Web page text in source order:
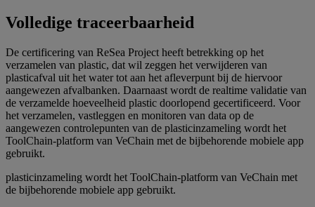
Volledige traceerbaarheid
De certificering van ReSea Project heeft betrekking op het
verzamelen van plastic, dat wil zeggen het verwijderen van
plasticafval uit het water tot aan het afleverpunt bij de hiervoor
aangewezen afvalbanken. Daarnaast wordt de realtime validatie van
de verzamelde hoeveelheid plastic doorlopend gecertificeerd. Voor
het verzamelen, vastleggen en monitoren van data op de
aangewezen controlepunten van de plasticinzameling wordt het
ToolChain-platform van VeChain met de bijbehorende mobiele app
gebruikt.
plasticinzameling wordt het ToolChain-platform van VeChain met
de bijbehorende mobiele app gebruikt.